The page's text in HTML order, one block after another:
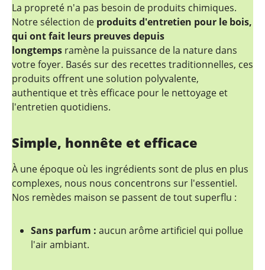
La propreté n'a pas besoin de produits chimiques.
Notre sélection de produits d'entretien pour le bois,
qui ont fait leurs preuves depuis
longtemps ramène la puissance de la nature dans
votre foyer. Basés sur des recettes traditionnelles, ces
produits offrent une solution polyvalente,
authentique et très efficace pour le nettoyage et
l'entretien quotidiens.
Simple, honnête et efficace
À une époque où les ingrédients sont de plus en plus
complexes, nous nous concentrons sur l'essentiel.
Nos remèdes maison se passent de tout superflu :
Sans parfum : aucun arôme artificiel qui pollue
l'air ambiant.